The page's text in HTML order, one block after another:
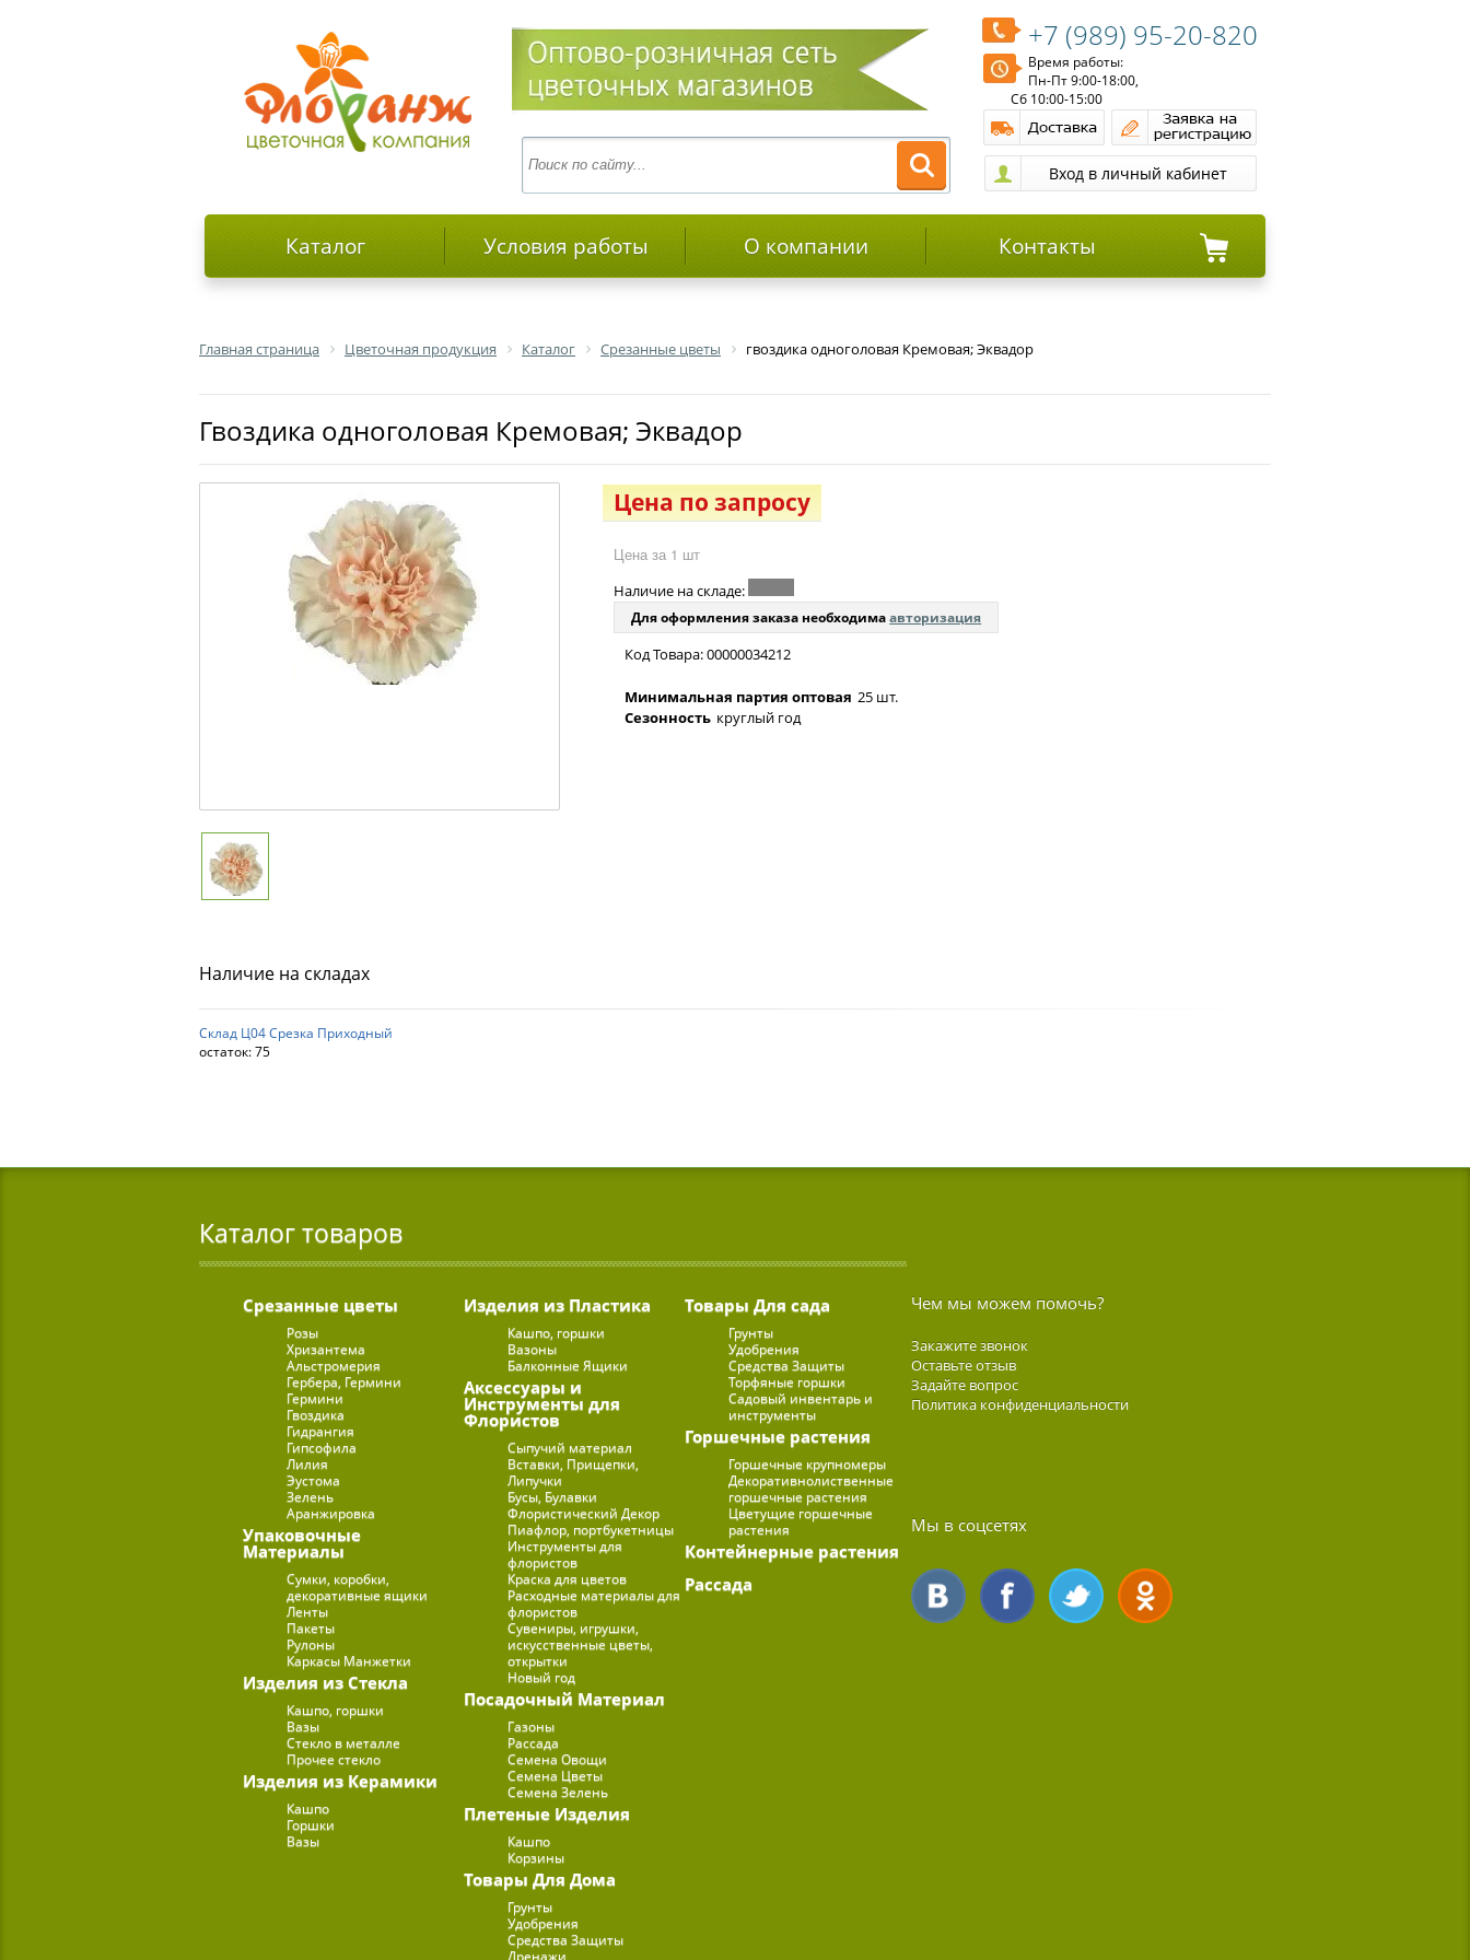
+7 (989) 95-20-820
Время работы:
Пн-Пт 9:00-18:00,
Сб 10:00-15:00
Каталог Условия работы О компании Контакты
Главная страница Цветочная продукция Каталог Срезанные цветы гвоздика одноголовая Кремовая; Эквадор
гвоздика одноголовая Кремовая; Эквадор
Цена по запросу
Цена за 1 шт
Наличие на складе:
Для оформления заказа необходимаавторизация
Код Товара: 00000034212
Минимальная партия оптовая 25 шт.
Сезонность круглый год
Наличие на складах
Склад Ц04 Срезка Приходный
остаток:75
Каталог товаров
Срезанные цветы
Розы
Хризантема
Альстромерия
Гербера, Гермини
Гермини
Гвоздика
Гидрангия
Гипсофила
Лилия
Эустома
Зелень
Аранжировка
Упаковочные
Материалы
Сумки, коробки,
декоративные ящики
Ленты
Пакеты
Рулоны
Каркасы Манжетки
Изделия из Стекла
Кашпо, горшки
Вазы
Стекло в металле
Прочее стекло
Изделия из Керамики
Кашпо
Горшки
Вазы
Изделия из Пластика
Кашпо, горшки
Вазоны
Балконные Ящики
Аксессуары и
Инструменты для
Флористов
Сыпучий материал
Вставки, Прищепки,
Липучки
Бусы, Булавки
Флористический Декор
Пиафлор, портбукетницы
Инструменты для
флористов
Краска для цветов
Расходные материалы для
флористов
Сувениры, игрушки,
искусственные цветы,
открытки
Новый год
Посадочный Материал
Газоны
Рассада
Семена Овощи
Семена Цветы
Семена Зелень
Плетеные Изделия
Кашпо
Корзины
Товары Для Дома
Грунты
Удобрения
Средства Защиты
Дренажи
Товары Для сада
Грунты
Удобрения
Средства Защиты
Торфяные горшки
Садовый инвентарь и
инструменты
Горшечные растения
Горшечные крупномеры
Декоративнолиственные
горшечные растения
Цветущие горшечные
растения
Контейнерные растения
Рассада
Чем мы можем помочь?
Закажите звонок
Оставьте отзыв
Задайте вопрос
Политика конфиденциальности
Мы в соцсетях